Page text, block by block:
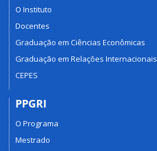
O Instituto
Docentes
Graduação em Ciências Econômicas
Graduação em Relações Internacionais
CEPES
PPGRI
O Programa
Mestrado